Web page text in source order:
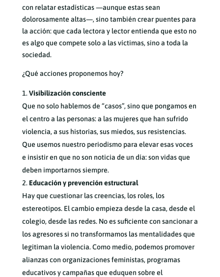
con relatar estadísticas —aunque estas sean
dolorosamente altas—, sino también crear puentes para
la acción: que cada lectora y lector entienda que esto no
es algo que compete solo a las víctimas, sino a toda la
sociedad.
¿Qué acciones proponemos hoy?
Visibilización consciente
Que no solo hablemos de “casos”, sino que pongamos en
el centro a las personas: a las mujeres que han sufrido
violencia, a sus historias, sus miedos, sus resistencias.
Que usemos nuestro periodismo para elevar esas voces
e insistir en que no son noticia de un día: son vidas que
deben importarnos siempre.
Educación y prevención estructural
Hay que cuestionar las creencias, los roles, los
estereotipos. El cambio empieza desde la casa, desde el
colegio, desde las redes. No es suficiente con sancionar a
los agresores si no transformamos las mentalidades que
legitiman la violencia. Como medio, podemos promover
alianzas con organizaciones feministas, programas
educativos y campañas que eduquen sobre el